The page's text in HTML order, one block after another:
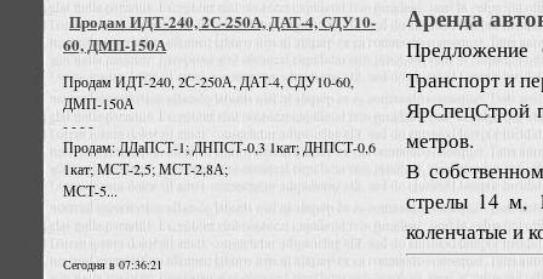
Продам ИДТ-240, 2С-250А, ДАТ-4, СДУ10-
60, ДМП-150А
Продам ИДТ-240, 2С-250А, ДАТ-4, СДУ10-60,
ДМП-150А
- - - -
Продам: ДДаПСТ-1; ДНПСТ-0,3 1кат; ДНПСТ-0,6
1кат; МСТ-2,5; МСТ-2,8А;
МСТ-5...
Сегодня в 07:36:21
Аренда
Предложение
Транспорт и
ЯрСпецСтрой
метров.
В
стрелы 14 м,
коленчатые и